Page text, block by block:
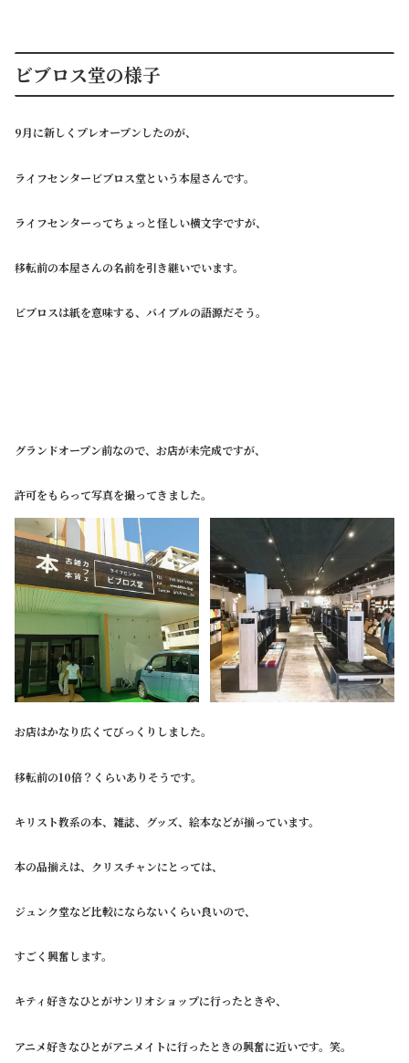
ビブロス堂の様子
9月に新しくプレオープンしたのが、
ライフセンタービブロス堂という本屋さんです。
ライフセンターってちょっと怪しい横文字ですが、
移転前の本屋さんの名前を引き継いでいます。
ビブロスは紙を意味する、バイブルの語源だそう。
グランドオープン前なので、お店が未完成ですが、
許可をもらって写真を撮ってきました。
お店はかなり広くてびっくりしました。
移転前の10倍？くらいありそうです。
キリスト教系の本、雑誌、グッズ、絵本などが揃っています。
本の品揃えは、クリスチャンにとっては、
ジュンク堂など比較にならないくらい良いので、
すごく興奮します。
キティ好きなひとがサンリオショップに行ったときや、
アニメ好きなひとがアニメイトに行ったときの興奮に近いです。笑。